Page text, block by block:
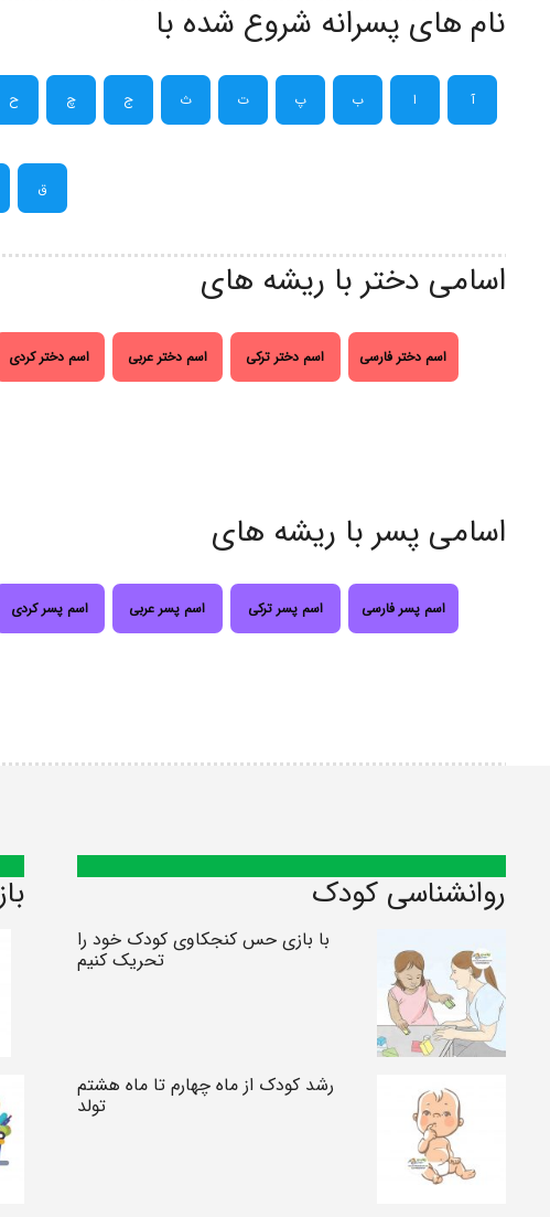
نام های پسرانه شروع شده با
آ ا ب پ ت ث ج چ ح
ق
اسامی دختر با ریشه های
اسم دختر فارسی اسم دختر ترکی اسم دختر عربی اسم دختر کردی
اسامی پسر با ریشه های
اسم پسر فارسی اسم پسر ترکی اسم پسر عربی اسم پسر کردی
روانشناسی کودک
با بازی حس کنجکاوی کودک خود را
تحریک کنیم
رشد کودک از ماه چهارم تا ماه هشتم
تولد